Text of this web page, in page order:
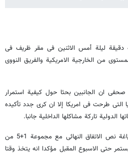
دقیقة لیلة أمس الاثنین فی مقر ظریف فی
من الخارجیة الامریکیة والفریق النووی
ان الجانبین بحثا حول کیفیة استمرار
التی طرحت فی امریکا إلا ان کری جدد تأکیده
الدولیة تارکة مشاکلها الداخلیة جانبا.
و اوضح ظریف انه قررنا البدء بصیاغة نص الاتفاق النهائی مع مجموعة 1+5 من
حتی الاسبوع المقبل مؤکدا انه یتخذ وقتا